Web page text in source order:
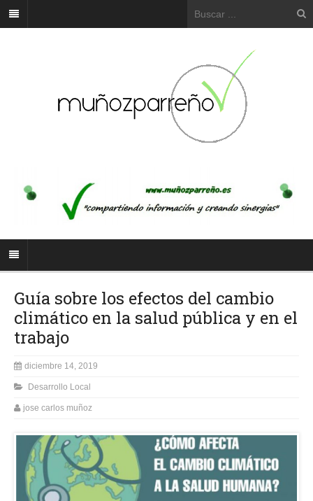
Guía sobre los efectos del cambio
climático en la salud pública y en el
trabajo
diciembre 14, 2019
Desarrollo Local
jose carlos muñoz